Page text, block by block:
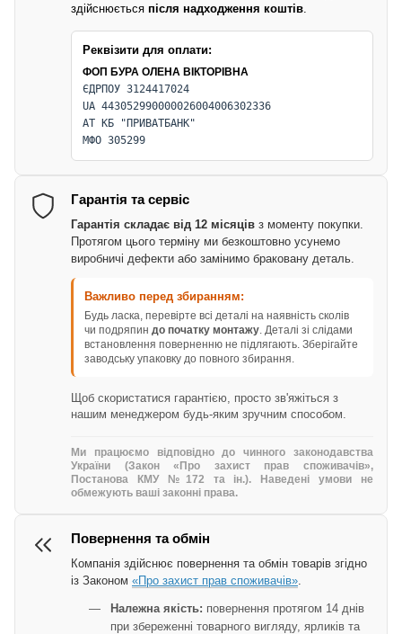
здійснюється після надходження коштів
Реквізити для оплати:
ФОП БУРА ОЛЕНА ВІКТОРІВНА
ЄДРПОУ 3124417024
UA 443052990000026004006302336
АТ КБ "ПРИВАТБАНК"
МФО 305299
Гарантія та сервіс
Гарантія складає від 12 місяців з моменту покупки.
Протягом цього терміну ми безкоштовно усунемо
виробничі дефекти або замінимо браковану деталь.
Важливо перед збиранням:
Будь ласка, перевірте всі деталі на наявність сколів
чи подряпин до початку монтажу. Деталі зі слідами
встановлення поверненню не підлягають. Зберігайте
заводську упаковку до повного збирання.
Щоб скористатися гарантією, просто зв'яжіться з
нашим менеджером будь-яким зручним способом.
Ми працюємо відповідно до чинного законодавства
України (Закон «Про захист прав споживачів»,
Постанова КМУ №172 та ін.). Наведені умови не
обмежують ваші законні права.
Повернення та обмін
Компанія здійснює повернення та обмін товарів згідно
із Законом «Про захист прав споживачів»
Належна якість: повернення протягом 14 днів
при збереженні товарного вигляду, ярликів та